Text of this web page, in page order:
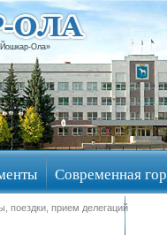
Ола»
Современная
обсуждения
поездки, прием делегаций